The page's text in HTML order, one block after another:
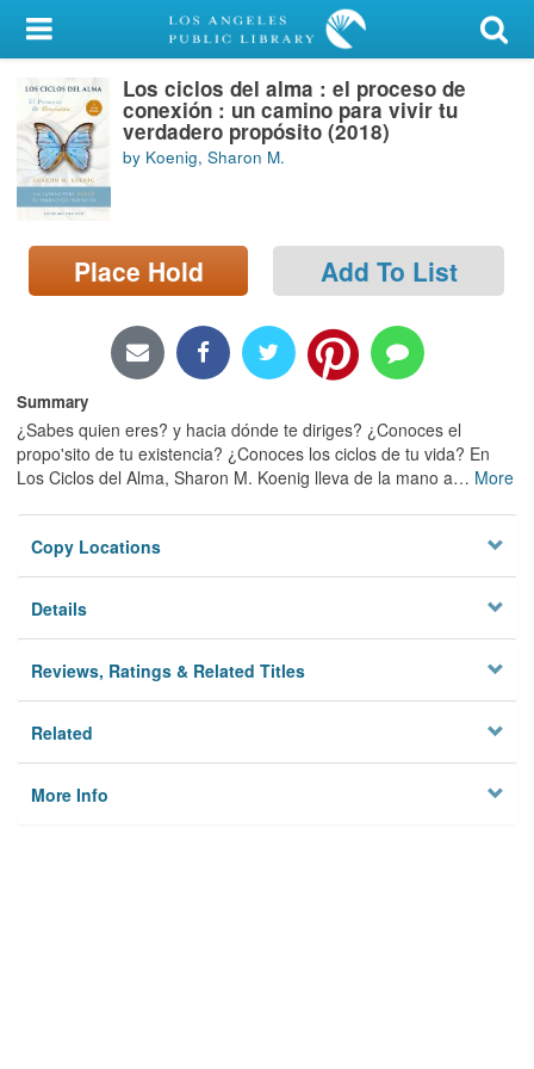
My Account
Library Card
Sign In
Search
Locations/Hours (external
page)
Los ciclos del alma : el proceso de
conexión : un camino para vivir tu
verdadero propósito (2018)
by Koenig, Sharon M.
Place Hold Add To List
Summary
¿Sabes quien eres? y hacia dónde te diriges? ¿Conoces el
propo'sito de tu existencia? ¿Conoces los ciclos de tu vida? En
Los Ciclos del Alma, Sharon M. Koenig lleva de la mano a… More
Copy Locations
Details
Reviews, Ratings & Related Titles
Related
More Info